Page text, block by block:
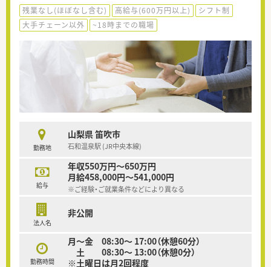
残業なし(ほぼなし含む) 高給与(600万円以上)
シフト制
大手チェーン以外
~18時までの職場
勤務地
山梨県 笛吹市
石和温泉駅 (JR中央本線)
給与
年収550万円～650万円
月給458,000円～541,000円
※ご経験・ご就業条件などにより異なる
法人名
非公開
勤務時間
月～金 08:30～ 17:00（休憩60分）
土 08:30～ 13:00（休憩0分）
※土曜日は月2回程度